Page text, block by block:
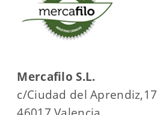
Mercafilo S.L.
c/Ciudad del Aprendiz,17